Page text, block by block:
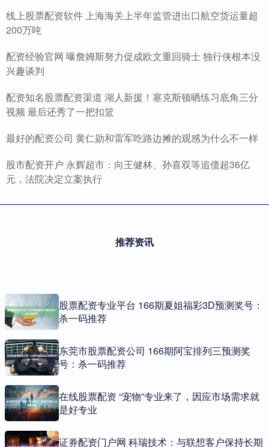
线上股票配资软件 上海海关上半年监管进出口航空货运量超
200万吨
配资经验官网 曝詹姆斯努力促成欧文重回骑士 独行侠根本没
兴趣谈判
配资知名股票配资渠道 湖人新援！塞克斯顿晒练习底角三分
视频 最后还秀了一把扣篮
最好的配资公司 黄仁勋和雷军吃路边摊的观感为什么不一样
股市配资开户 永辉超市：向王健林、孙喜双等追债超36亿
元，法院决定立案执行
推荐资讯
股票配资专业平台 166期夏姐福彩3D预测奖号：
杀一码推荐
东莞市股票配资公司 166期阿宝排列三预测奖
号：杀一码推荐
在线股票配资 “宠物”专业来了，因应市场需求就
是好专业
证券配资门户网 科瑞技术：与联想客户保持长期